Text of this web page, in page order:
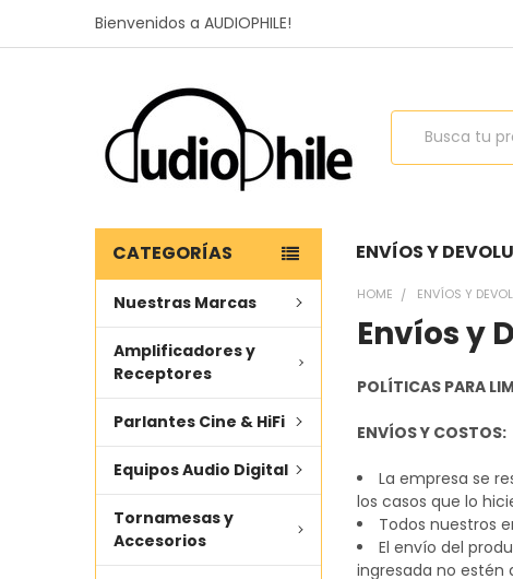
Bienvenidos a AUDIOPHILE!
Buscar
ENVÍOS Y
CATEGORÍAS
Nuestras Marcas
Amplificadores y
Receptores
Parlantes Cine & HiFi
Equipos Audio Digital
Tornamesas y
Accesorios
HOME ENVÍOS Y
Envíos y
POLÍTICAS PARA
ENVÍOS Y COSTOS:
La empresa se
los casos que lo
Todos nuestros
El envío del
ingresada no estén